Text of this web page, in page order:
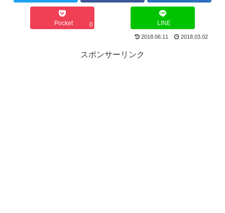
Pocket 0 LINE
2018.06.11 2018.03.02
スポンサーリンク